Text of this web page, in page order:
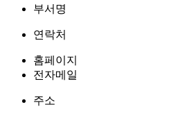
부서명
연락처
홈페이지
전자메일
주소